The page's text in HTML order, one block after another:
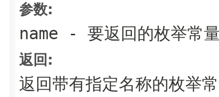
参数:
name - 要返回的枚举常
返回:
返回带有指定名称的枚举